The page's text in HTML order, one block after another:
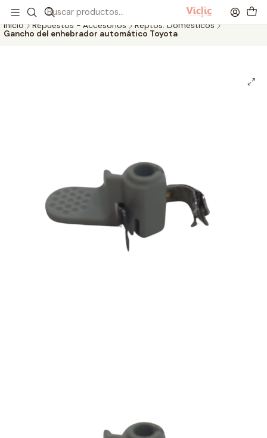
Este es el texto del slide
Leer más
Inicio
Repuestos - Accesorios
Reptos. Domésticos
Gancho del enhebrador automático Toyota